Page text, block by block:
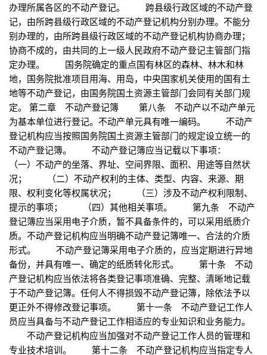
办理所属各区的不动产登记。 跨县级行政区域的不动产登
记，由所跨县级行政区域的不动产登记机构分别办理。不能分
别办理的，由所跨县级行政区域的不动产登记机构协商办理；
协商不成的，由共同的上一级人民政府不动产登记主管部门指
定办理。 国务院确定的重点国有林区的森林、林木和林
地，国务院批准项目用海、用岛，中央国家机关使用的国有土
地等不动产登记，由国务院国土资源主管部门会同有关部门规
定。 第二章 不动产登记簿 第八条 不动产以不动产单元
为基本单位进行登记。不动产单元具有唯一编码。 不动产
登记机构应当按照国务院国土资源主管部门的规定设立统一的
不动产登记簿。 不动产登记簿应当记载以下事项：
（一）不动产的坐落、界址、空间界限、面积、用途等自然状
况； （二）不动产权利的主体、类型、内容、来源、期
限、权利变化等权属状况； （三）涉及不动产权利限制、
提示的事项； （四）其他相关事项。 第九条 不动产
登记簿应当采用电子介质，暂不具备条件的，可以采用纸质介
质。不动产登记机构应当明确不动产登记簿唯一、合法的介质
形式。 不动产登记簿采用电子介质的，应当定期进行异地
备份，并具有唯一、确定的纸质转化形式。 第十条 不动
产登记机构应当依法将各类登记事项准确、完整、清晰地记载
于不动产登记簿。任何人不得损毁不动产登记簿，除依法予以
更正外不得修改登记事项。 第十一条 不动产登记工作人
员应当具备与不动产登记工作相适应的专业知识和业务能力。
不动产登记机构应当加强对不动产登记工作人员的管理和
专业技术培训。 第十二条 不动产登记机构应当指定专人